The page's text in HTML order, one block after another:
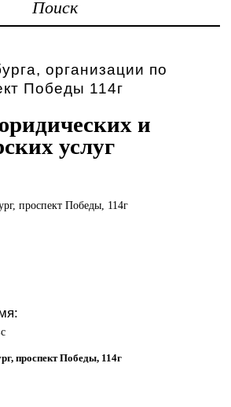
Поиск
организации по
Победы 114г
и
услуг
проспект Победы, 114г
проспект Победы, 114г